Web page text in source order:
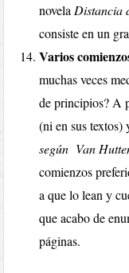
novela Distancia
consiste en un
Varios
muchas veces
de principios? A
(ni en sus textos)
según Van
comienzos
a que lo lean y
que acabo de
páginas.